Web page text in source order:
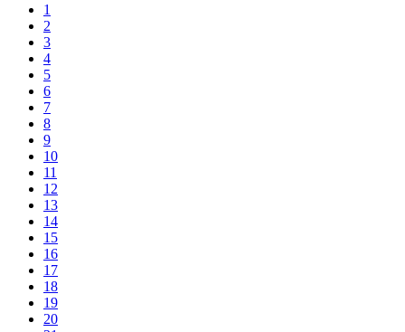
1
2
3
4
5
6
7
8
9
10
11
12
13
14
15
16
17
18
19
20